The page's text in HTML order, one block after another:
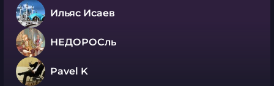
Ильяс Исаев
НЕДОРОСль
Pavel K